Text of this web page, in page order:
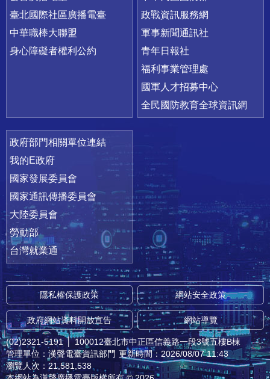
臺北國際社區廣播電臺
中華職棒大聯盟
身心障礙者權利公約
政戰資訊服務網
軍事新聞通訊社
青年日報社
福利事業管理處
國軍人才招募中心
全民國防教育全球資訊網
政府部門相關單位連結
我的E政府
國家發展委員會
國家通訊傳播委員會
大陸委員會
勞動部
台灣就業通
隱私權保護政策 網站安全政策
政府網站資料開放宣告 網站導覽
(02)2321-5191 │ 100012臺北市中正區信義路一段3號五樓B棟
管理單位：漢聲電臺資訊部門 更新時間：2026/08/07 11:43
瀏覽人次：21,581,538